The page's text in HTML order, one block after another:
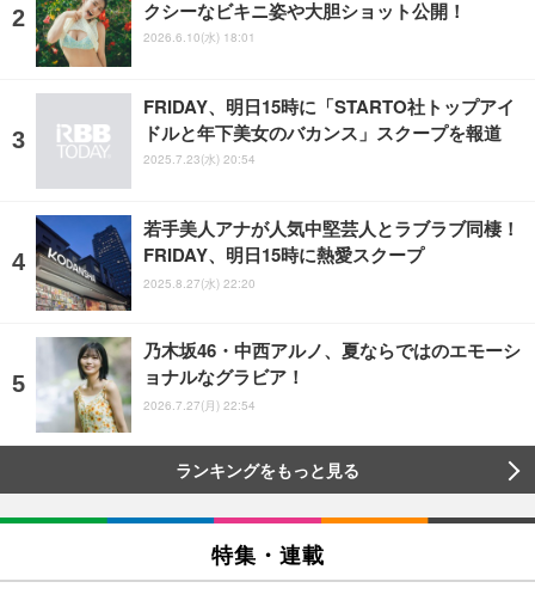
クシーなビキニ姿や大胆ショット公開！
2026.6.10(水) 18:01
FRIDAY、明日15時に「STARTO社トップアイ
ドルと年下美女のバカンス」スクープを報道
2025.7.23(水) 20:54
若手美人アナが人気中堅芸人とラブラブ同棲！
FRIDAY、明日15時に熱愛スクープ
2025.8.27(水) 22:20
乃木坂46・中西アルノ、夏ならではのエモーシ
ョナルなグラビア！
2026.7.27(月) 22:54
ランキングをもっと見る
特集・連載